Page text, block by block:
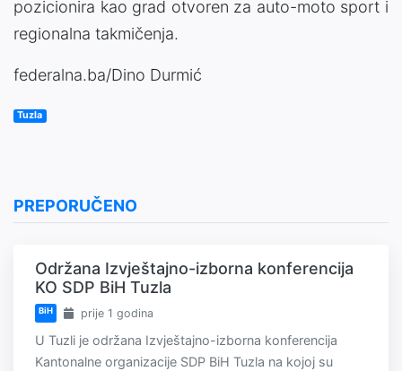
pozicionira kao grad otvoren za auto-moto sport i
regionalna takmičenja.
federalna.ba/Dino Durmić
Tuzla
PREPORUČENO
Održana Izvještajno-izborna konferencija
KO SDP BiH Tuzla
BiH prije 1 godina
U Tuzli je održana Izvještajno-izborna konferencija
Kantonalne organizacije SDP BiH Tuzla na kojoj su